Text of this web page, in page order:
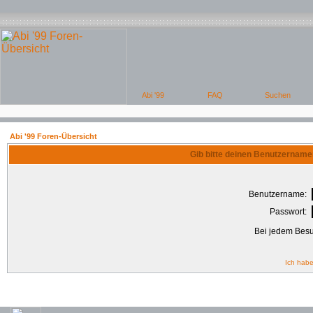
Abi '99 Foren-Übersicht
Gib bitte deinen
Benutzername:
Passwort:
Bei jedem
Ich